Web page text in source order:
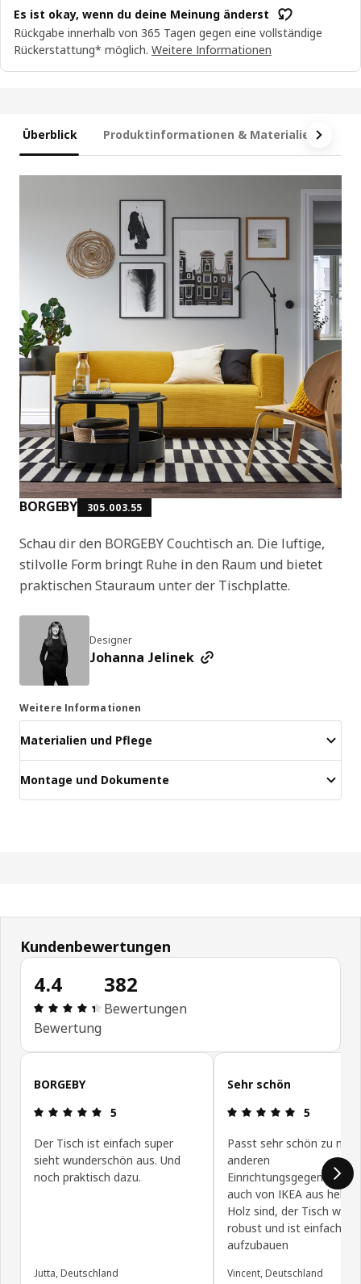
Es ist okay, wenn du deine Meinung änderst
Rückgabe innerhalb von 365 Tagen gegen eine vollständige
Rückerstattung* möglich. Weitere Informationen
Überblick Produktinformationen & Materialien
BORGEBY 305.003.55
Schau dir den BORGEBY Couchtisch an. Die luftige,
stilvolle Form bringt Ruhe in den Raum und bietet
praktischen Stauraum unter der Tischplatte.
Designer
Johanna Jelinek
Weitere Informationen
Materialien und Pflege
Montage und Dokumente
Kundenbewertungen
4.4
Bewertung: 4.4 von 5 Sterne Alle Bewertungen:
Bewertung
382
Bewertungen
Kundenbewertungen überspringen
BORGEBY
Bewertung: 5 von 5 Sterne
5
Der Tisch ist einfach super
sieht wunderschön aus. Und
noch praktisch dazu.
Jutta, Deutschland
Sehr schön
5
Passt sehr schön zu
anderen
auch von IKEA aus
Holz sind, der Tisch wirkt
robust und ist einfach
aufzubauen
Vincent, Deutschland